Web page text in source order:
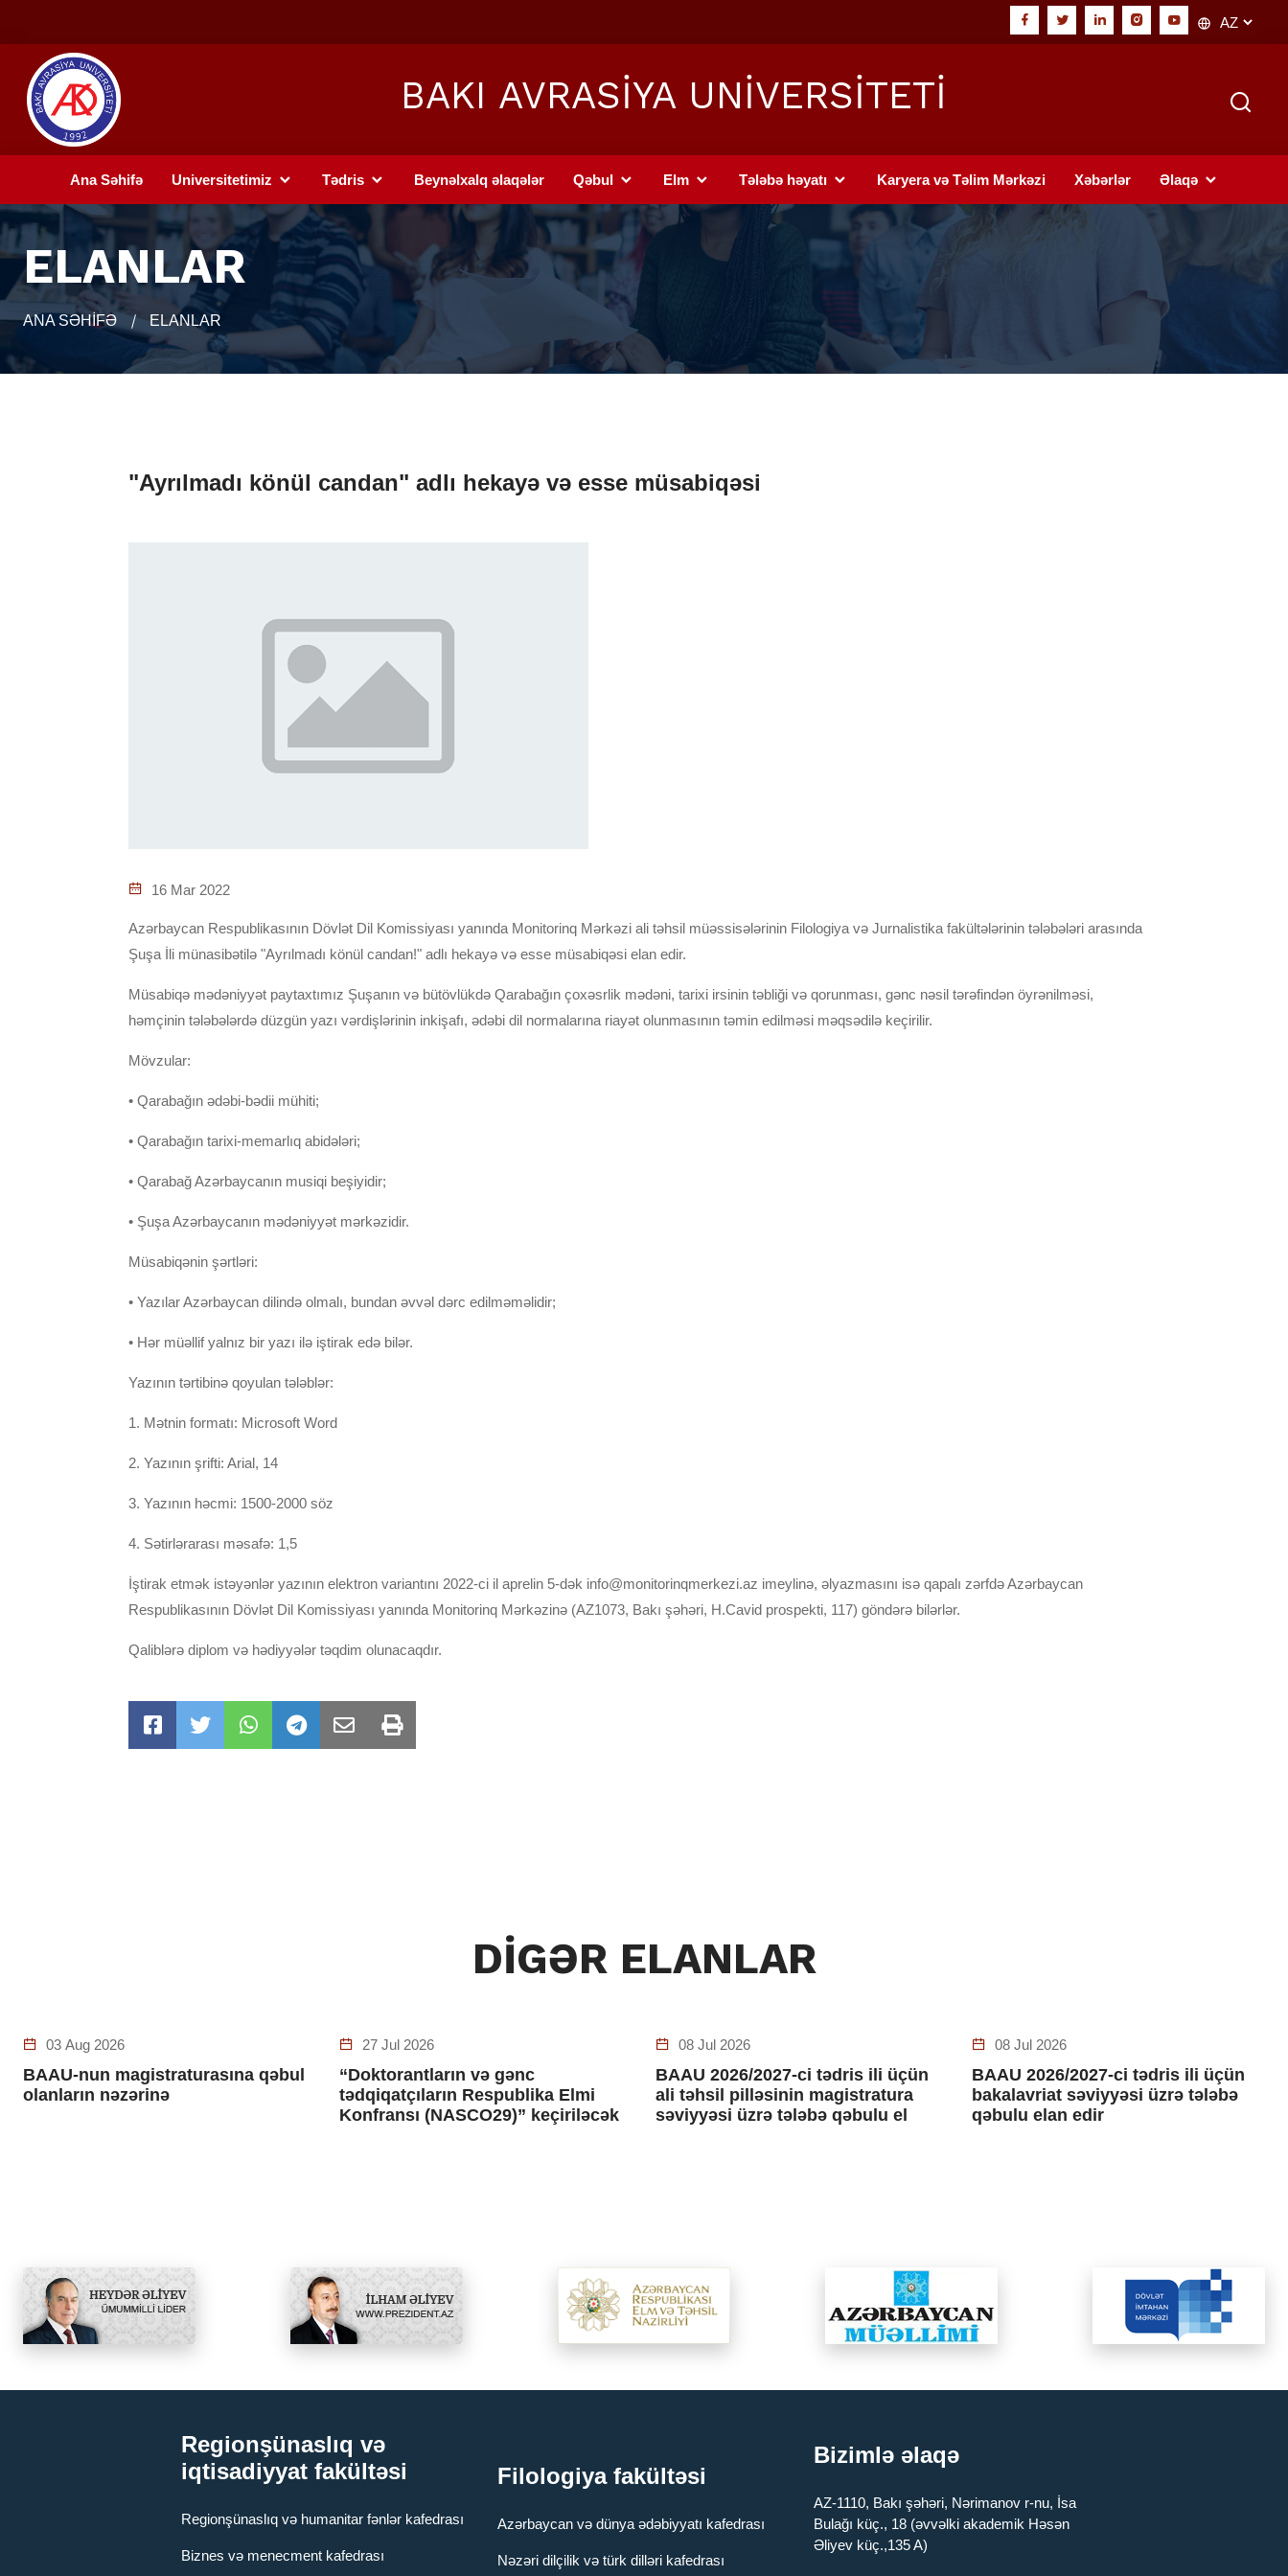
BAKI AVRASİYA UNİVERSİTETİ
Ana Səhifə Universitetimiz Tədris Beynəlxalq əlaqələr Qəbul Elm Tələbə həyatı Karyera və Təlim Mərkəzi Xəbərlər Əlaqə
ELANLAR
ANA SƏHİFƏ ELANLAR
"Ayrılmadı könül candan" adlı hekayə və esse müsabiqəsi
16 Mar 2022
Azərbaycan Respublikasının Dövlət Dil Komissiyası yanında Monitorinq Mərkəzi ali təhsil müəssisələrinin Filologiya və Jurnalistika fakültələrinin tələbələri arasında
Şuşa İli münasibətilə "Ayrılmadı könül candan!" adlı hekayə və esse müsabiqəsi elan edir.
Müsabiqə mədəniyyət paytaxtımız Şuşanın və bütövlükdə Qarabağın çoxəsrlik mədəni, tarixi irsinin təbliği və qorunması, gənc nəsil tərəfindən öyrənilməsi,
həmçinin tələbələrdə düzgün yazı vərdişlərinin inkişafı, ədəbi dil normalarına riayət olunmasının təmin edilməsi məqsədilə keçirilir.
Mövzular:
• Qarabağın ədəbi-bədii mühiti;
• Qarabağın tarixi-memarlıq abidələri;
• Qarabağ Azərbaycanın musiqi beşiyidir;
• Şuşa Azərbaycanın mədəniyyət mərkəzidir.
Müsabiqənin şərtləri:
• Yazılar Azərbaycan dilində olmalı, bundan əvvəl dərc edilməməlidir;
• Hər müəllif yalnız bir yazı ilə iştirak edə bilər.
Yazının tərtibinə qoyulan tələblər:
1. Mətnin formatı: Microsoft Word
2. Yazının şrifti: Arial, 14
3. Yazının həcmi: 1500-2000 söz
4. Sətirlərarası məsafə: 1,5
İştirak etmək istəyənlər yazının elektron variantını 2022-ci il aprelin 5-dək info@monitorinqmerkezi.az imeylinə, əlyazmasını isə qapalı zərfdə Azərbaycan
Respublikasının Dövlət Dil Komissiyası yanında Monitorinq Mərkəzinə (AZ1073, Bakı şəhəri, H.Cavid prospekti, 117) göndərə bilərlər.
Qaliblərə diplom və hədiyyələr təqdim olunacaqdır.
DİGƏR ELANLAR
03 Aug 2026
BAAU-nun magistraturasına qəbul
olanların nəzərinə
27 Jul 2026
“Doktorantların və gənc
tədqiqatçıların Respublika Elmi
Konfransı (NASCO29)” keçiriləcək
08 Jul 2026
BAAU 2026/2027-ci tədris ili üçün
ali təhsil pilləsinin magistratura
səviyyəsi üzrə tələbə qəbulu el
08 Jul 2026
BAAU 2026/2027-ci tədris ili üçün
bakalavriat səviyyəsi üzrə tələbə
qəbulu elan edir
Regionşünaslıq və
iqtisadiyyat fakültəsi
Regionşünaslıq və humanitar fənlər kafedrası
Biznes və menecment kafedrası
Filologiya fakültəsi
Azərbaycan və dünya ədəbiyyatı kafedrası
Nəzəri dilçilik və türk dilləri kafedrası
Bizimlə əlaqə
AZ-1110, Bakı şəhəri, Nərimanov r-nu, İsa
Bulağı küç., 18 (əvvəlki akademik Həsən
Əliyev küç.,135 A)